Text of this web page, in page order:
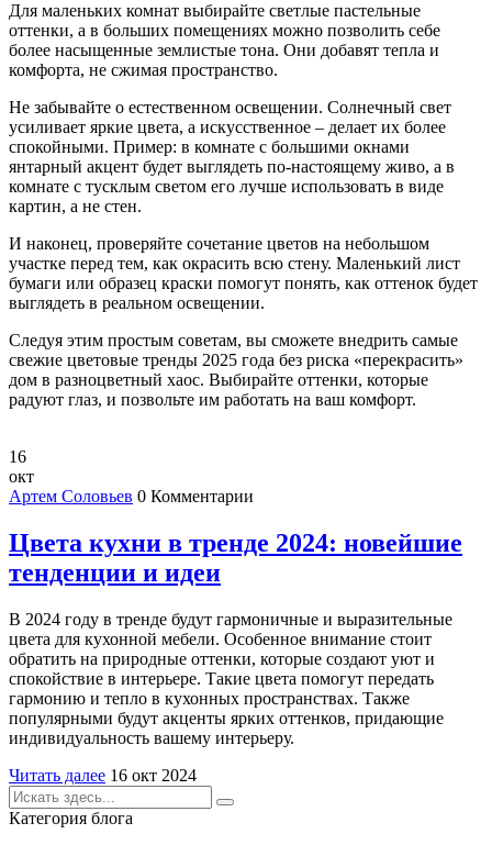
Для маленьких комнат выбирайте светлые пастельные
оттенки, а в больших помещениях можно позволить себе
более насыщенные землистые тона. Они добавят тепла и
комфорта, не сжимая пространство.
Не забывайте о естественном освещении. Солнечный свет
усиливает яркие цвета, а искусственное – делает их более
спокойными. Пример: в комнате с большими окнами
янтарный акцент будет выглядеть по‑настоящему живо, а в
комнате с тусклым светом его лучше использовать в виде
картин, а не стен.
И наконец, проверяйте сочетание цветов на небольшом
участке перед тем, как окрасить всю стену. Маленький лист
бумаги или образец краски помогут понять, как оттенок будет
выглядеть в реальном освещении.
Следуя этим простым советам, вы сможете внедрить самые
свежие цветовые тренды 2025 года без риска «перекрасить»
дом в разноцветный хаос. Выбирайте оттенки, которые
радуют глаз, и позвольте им работать на ваш комфорт.
16
окт
Артем Соловьев 0 Комментарии
Цвета кухни в тренде 2024: новейшие
тенденции и идеи
В 2024 году в тренде будут гармоничные и выразительные
цвета для кухонной мебели. Особенное внимание стоит
обратить на природные оттенки, которые создают уют и
спокойствие в интерьере. Такие цвета помогут передать
гармонию и тепло в кухонных пространствах. Также
популярными будут акценты ярких оттенков, придающие
индивидуальность вашему интерьеру.
Читать далее 16 окт 2024
Категория блога